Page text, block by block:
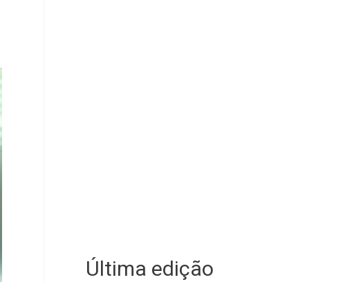
Última edição